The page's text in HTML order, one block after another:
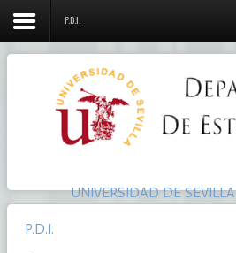
P.D.I.
UNIVERSIDAD DE SEVILLA
P.D.I.